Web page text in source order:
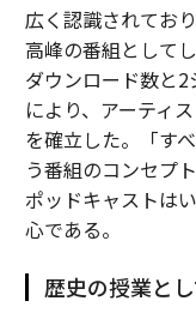
広く認識されてお
高峰の番組として
ダウンロード数と
により、アーティ
を確立した。「す
う番組のコンセプ
ポッドキャストは
心である。
歴史の授業と